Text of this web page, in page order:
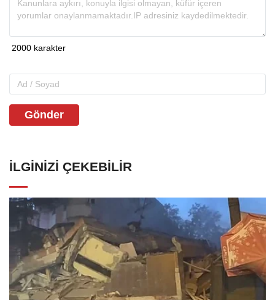
Gönder
İLGINIZI ÇEKEBILIR